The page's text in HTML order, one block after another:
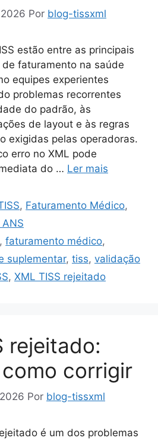
Por blog-tissxml
estão entre as principais
faturamento na saúde
equipes experientes
problemas recorrentes
do padrão, às
de layout e às regras
exigidas pelas operadoras.
erro no XML pode
do … Ler mais
, Faturamento Médico,
ANS
,faturamento médico,
suplementar, tiss, validação
, XML TISS rejeitado
rejeitado:
corrigir
Por blog-tissxml
é um dos problemas